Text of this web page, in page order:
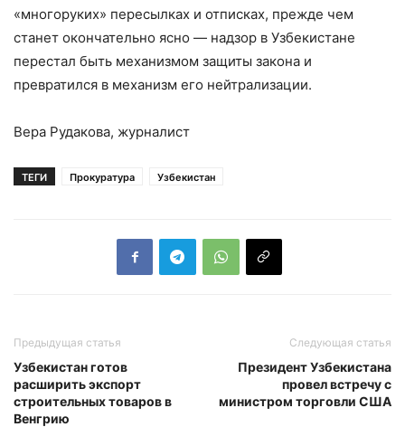
«многоруких» пересылках и отписках, прежде чем
станет окончательно ясно — надзор в Узбекистане
перестал быть механизмом защиты закона и
превратился в механизм его нейтрализации.
Вера Рудакова, журналист
ТЕГИ Прокуратура Узбекистан
Предыдущая статья
Узбекистан готов
расширить экспорт
строительных товаров в
Венгрию
Следующая статья
Президент Узбекистана
провел встречу с
министром торговли США